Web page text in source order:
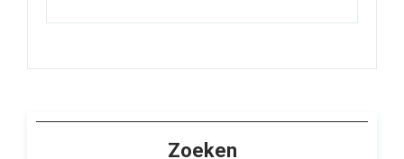
Zoeken